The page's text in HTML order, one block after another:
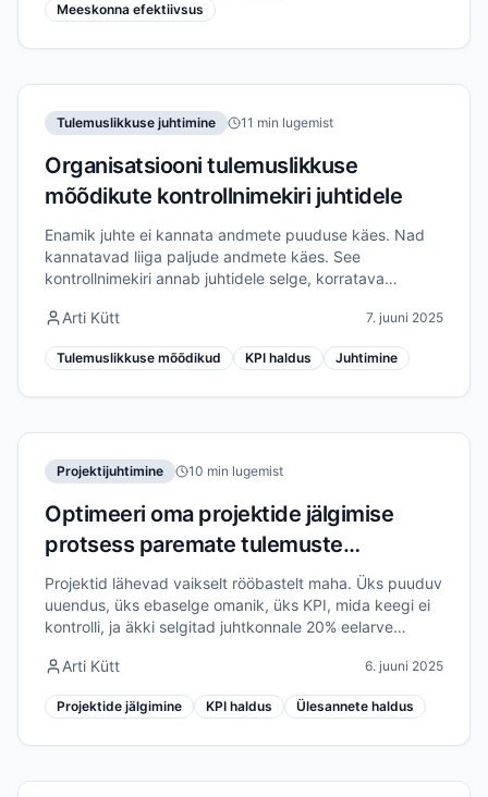
Meeskonna efektiivsus
Tulemuslikkuse juhtimine 11 min lugemist
Organisatsiooni tulemuslikkuse
mõõdikute kontrollnimekiri juhtidele
Enamik juhte ei kannata andmete puuduse käes. Nad
kannatavad liiga paljude andmete käes. See
kontrollnimekiri annab juhtidele selge, korratava
struktureerimiseks ja nende alusel tegutsemiseks.
Arti Kütt 7. juuni 2025
Tulemuslikkuse mõõdikud KPI haldus Juhtimine
Projektijuhtimine 10 min lugemist
Optimeeri oma projektide jälgimise
protsess paremate tulemuste
saavutamiseks
Projektid lähevad vaikselt rööbastelt maha. Üks puuduv
uuendus, üks ebaselge omanik, üks KPI, mida keegi ei
kontrolli, ja äkki selgitad juhtkonnale 20% eelarve
projektide edenemise jälgimiseks.
Arti Kütt 6. juuni 2025
Projektide jälgimine KPI haldus Ülesannete haldus